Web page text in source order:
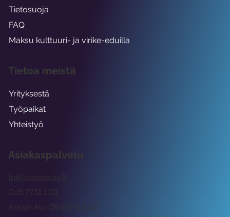
Asiakaspalvelu
tuki@rockway.fi
Arkisin klo 09:00 -15:00
045 7731 1111
Tietosuoja
FAQ
Maksu kulttuuri- ja virike-eduilla
Tietoa meistä
Yrityksestä
Työpaikat
Yhteistyö